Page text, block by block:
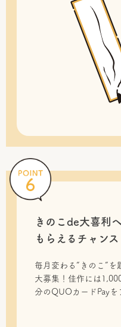
きのこde大喜利
もらえるチャンス
毎月変わる“きのこ”を
大募集！佳作には
分のQUOカードPayを